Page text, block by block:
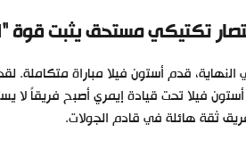
تكتيكي مستحق يثبت قوة
النهاية، قدم أستون فيلا مباراة
فيلا تحت قيادة إيمري أصبح فريقاً لا
ثقة هائلة في قادم الجولات.